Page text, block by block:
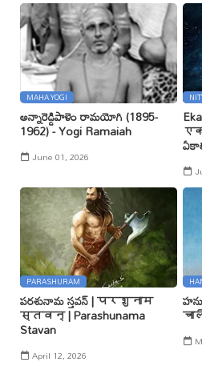
MAHA YOGI
అన్నారెడ్డిపాళెం రామయోగి (1895-
1962) - Yogi Ramaiah
June 01, 2026
PARASHURAM
పరశునామ స్తవన్ | परशुनाम
स्तवन् | Parashunama
Stavan
April 12, 2026